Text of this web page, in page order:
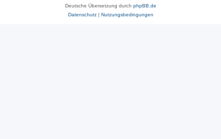
Deutsche Übersetzung durch phpBB.de
Datenschutz| Nutzungsbedingungen